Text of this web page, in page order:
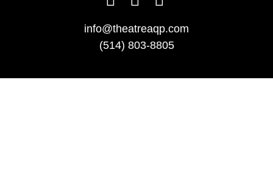
info@theatreaqp.com
(514) 803-8805